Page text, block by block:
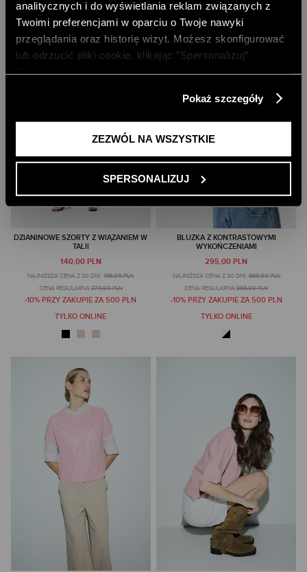
analitycznych i do wyświetlania reklam związanych z
Twoimi preferencjami w oparciu o Twoje nawyki
przeglądania oraz historię wizyt. Możesz skonfigurować
lub odrzucić pliki cookie, klikając ”Spersonalizuj”.
Polityce Prywatności
Pokaż szczegóły
ZEZWÓL NA WSZYSTKIE
SPERSONALIZUJ
DZIANINOWE SZORTY Z WIĄZANIEM W
TALII
140,00 PLN
NAJNIŻSZA CENA Z 30 DNI: 195,00 PLN
CENA REGULARNA:279,00 PLN
-10% PRZY ZAKUPIE ZA 500 PLN
TYLKO ONLINE
BLUZKA Z KONTRASTOWYMI
WYKOŃCZENIAMI
295,00 PLN
NAJNIŻSZA CENA Z 30 DNI: 369,00 PLN
CENA REGULARNA:369,00 PLN
-10% PRZY ZAKUPIE ZA 500 PLN
TYLKO ONLINE